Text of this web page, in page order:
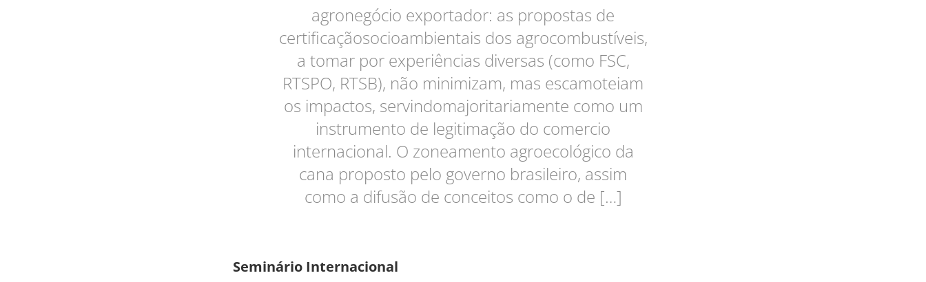
agronegócio exportador: as propostas de
certificaçãosocioambientais dos agrocombustíveis,
a tomar por experiências diversas (como FSC,
RTSPO, RTSB), não minimizam, mas escamoteiam
os impactos, servindomajoritariamente como um
instrumento de legitimação do comercio
internacional. O zoneamento agroecológico da
cana proposto pelo governo brasileiro, assim
como a difusão de conceitos como o de […]
Seminário Internacional